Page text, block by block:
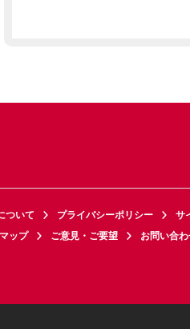
ついて プライバシーポリシー サ
ップ ご意見・ご要望 お問い合